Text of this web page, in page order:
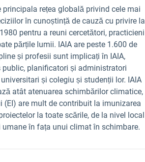
rețea globală privind cele mai
în cunoștință de cauză cu privire la
pentru a reuni cercetători, practicieni
părțile lumii. IAIA are peste 1.600 de
și profesii sunt implicați în IAIA,
planificatori și administratori
și colegiu și studenții lor. IAIA
atât atenuarea schimbărilor climatice,
are mult de contribuit la imunizarea
la toate scările, de la nivel local
în fața unui climat în schimbare.